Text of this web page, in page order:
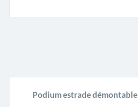
Podium estrade démontable